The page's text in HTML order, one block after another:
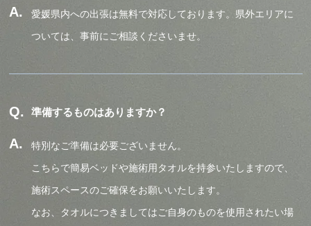
愛媛県内への出張は無料で対応しております。県外エリアに
ついては、事前にご相談くださいませ。
準備するものはありますか？
特別なご準備は必要ございません。
こちらで簡易ベッドや施術用タオルを持参いたしますので、
施術スペースのご確保をお願いいたします。
なお、タオルにつきましてはご自身のものを使用されたい場